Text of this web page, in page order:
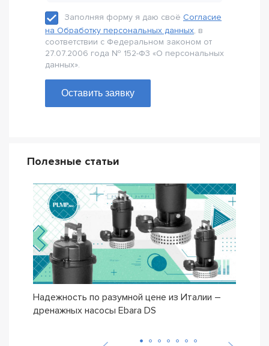
Заполняя форму я даю своё Согласие
на Обработку персональных данных, в
соответствии с Федеральном законом от
27.07.2006 года № 152-Ф3 «О персональных
данных».
Оставить заявку
Полезные статьи
Надежность по разумной цене из Италии –
дренажных насосы Ebara DS